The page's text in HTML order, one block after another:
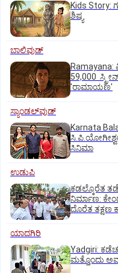
Kids Story:
ಶಿಷ್ಯ
ಬಾಲಿವುಡ್‌
Ramayana:
59,000
'ರಾಮಾಯಣ'
ಸ್ಯಾಂಡಲ್‌ವುಡ್‌
Karnata
ಸಿನಿಮಾ
ಉಡುಪಿ
ಕಡಲ್ಕೊರೆತ
ನಿರ್ಮಾಣ:
ದೊರೆತ ತಕ್ಷಣ
ಯಾದಗಿರಿ
Yadgiri:
ಮತ್ತೊಂದು